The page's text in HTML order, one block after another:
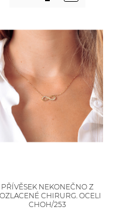
PŘÍVĚSEK NEKONEČNO Z
CHIRURG. OCELI
CHOH/253